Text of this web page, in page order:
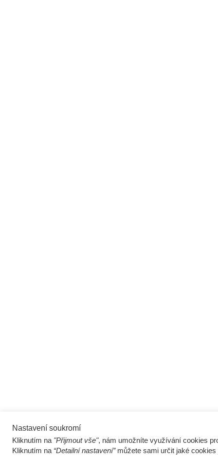
Nastavení soukromí
Kliknutím na "Přijmout vše", nám umožníte využívání cookies
Kliknutím na “Detailní nastavení”můžete sami určit jaké